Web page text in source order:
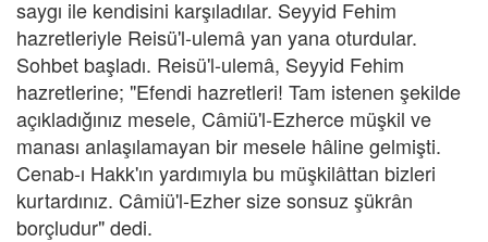
saygı ile kendisini karşıladılar. Seyyid Fehim
hazretleriyle Reisü'l-ulemâ yan yana oturdular.
Sohbet başladı. Reisü'l-ulemâ, Seyyid Fehim
hazretlerine; "Efendi hazretleri! Tam istenen şekilde
açıkladığınız mesele, Câmiü'l-Ezherce müşkil ve
manası anlaşılamayan bir mesele hâline gelmişti.
Cenab-ı Hakk'ın yardımıyla bu müşkilâttan bizleri
kurtardınız. Câmiü'l-Ezher size sonsuz şükrân
borçludur" dedi.